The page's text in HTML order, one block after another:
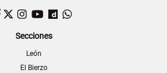
Facebook
TwitterInstagram
YouTubeDailymotion
Secciones
León
El Bierzo